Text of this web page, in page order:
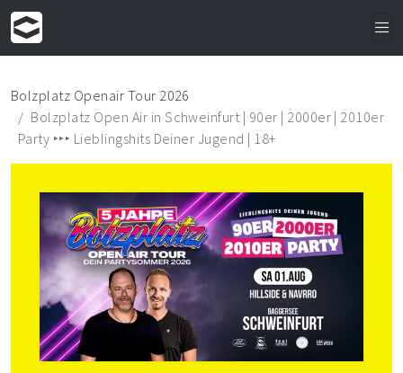
Bolzplatz Openair Tour 2026
Bolzplatz Open Air in Schweinfurt | 90er | 2000er | 2010er
Party ‣‣‣ Lieblingshits Deiner Jugend | 18+